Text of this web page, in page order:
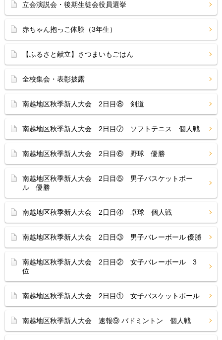
立会演説会・後期生徒会役員選挙
赤ちゃん抱っこ体験（3年生）
【ふるさと献立】さつまいもごはん
全校集会・表彰披露
南越地区秋季新人大会 2日目⑧ 剣道
南越地区秋季新人大会 2日目⑦ ソフトテニス 個人戦
南越地区秋季新人大会 2日目⑥ 野球 優勝
南越地区秋季新人大会 2日目⑤ 男子バスケットボー
ル 優勝
南越地区秋季新人大会 2日目④ 卓球 個人戦
南越地区秋季新人大会 2日目③ 男子バレーボール 優勝
南越地区秋季新人大会 2日目② 女子バレーボール 3
位
南越地区秋季新人大会 2日目① 女子バスケットボール
南越地区秋季新人大会 速報⑨ バドミントン 個人戦